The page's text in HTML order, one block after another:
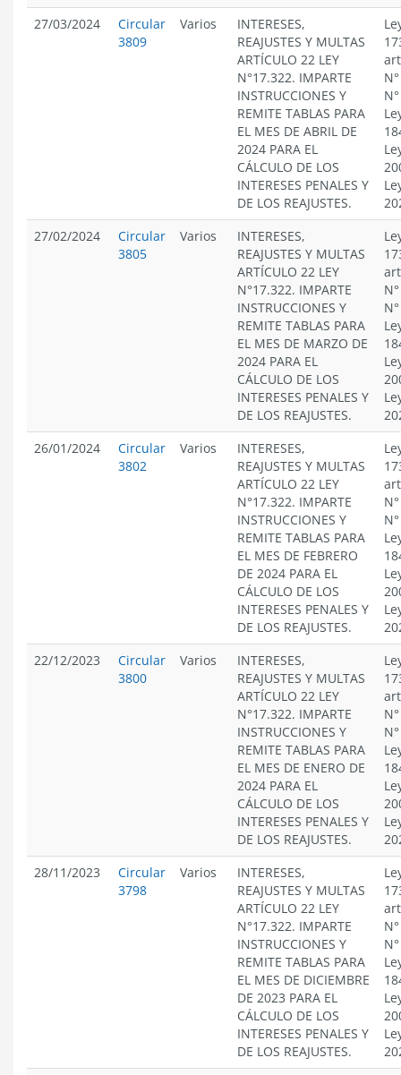
27/03/2024
Circular
3809
Varios
INTERESES,
REAJUSTES Y MULTAS
ARTÍCULO 22 LEY
N°17.322. IMPARTE
INSTRUCCIONES Y
REMITE TABLAS PARA
EL MES DE ABRIL DE
2024 PARA EL
CÁLCULO DE LOS
INTERESES PENALES Y
DE LOS REAJUSTES.
27/02/2024
Circular
3805
Varios
INTERESES,
REAJUSTES Y MULTAS
ARTÍCULO 22 LEY
N°17.322. IMPARTE
INSTRUCCIONES Y
REMITE TABLAS PARA
EL MES DE MARZO DE
2024 PARA EL
CÁLCULO DE LOS
INTERESES PENALES Y
DE LOS REAJUSTES.
26/01/2024
Circular
3802
Varios
INTERESES,
REAJUSTES Y MULTAS
ARTÍCULO 22 LEY
N°17.322. IMPARTE
INSTRUCCIONES Y
REMITE TABLAS PARA
EL MES DE FEBRERO
DE 2024 PARA EL
CÁLCULO DE LOS
INTERESES PENALES Y
DE LOS REAJUSTES.
22/12/2023
Circular
3800
Varios
INTERESES,
REAJUSTES Y MULTAS
ARTÍCULO 22 LEY
N°17.322. IMPARTE
INSTRUCCIONES Y
REMITE TABLAS PARA
EL MES DE ENERO DE
2024 PARA EL
CÁLCULO DE LOS
INTERESES PENALES Y
DE LOS REAJUSTES.
28/11/2023
Circular
3798
Varios
INTERESES,
REAJUSTES Y MULTAS
ARTÍCULO 22 LEY
N°17.322. IMPARTE
INSTRUCCIONES Y
REMITE TABLAS PARA
EL MES DE DICIEMBRE
DE 2023 PARA EL
CÁLCULO DE LOS
INTERESES PENALES Y
DE LOS REAJUSTES.